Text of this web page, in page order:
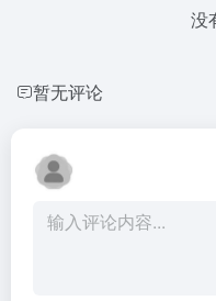
没
暂无评论